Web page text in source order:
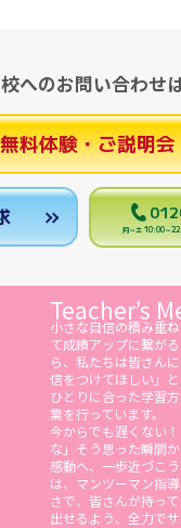
へのお問い合わせ
無料体験・ご説明会
月～土 10:00～
Teacher’s
小さな自信の積み重
て成績アップに繋が
ら、私たちは皆さん
信をつけてほしい」
ひとりに合った学習
業を行っています。
今からでも遅くない
な」そう思った瞬間
感動へ、一歩近づこ
は、マンツーマン指
さで、皆さんが持っ
出せるよう、全力で